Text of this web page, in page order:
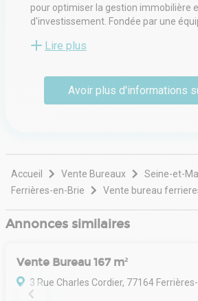
pour optimiser la gestion immobilière
d'investissement. Fondée par une
d'informations exploitables via des
transparence et l'efficacité du marché
société permet aux investisseurs, aux
immobiliers et aux promoteurs de
Lire plus
Avoir plus d'informations
Accueil Vente Bureaux
Seine-et-
Ferrières-en-Brie
Vente bureau
Annonces similaires
Vente Bureau 167 m²
3 Rue Charles Cordier, 77164